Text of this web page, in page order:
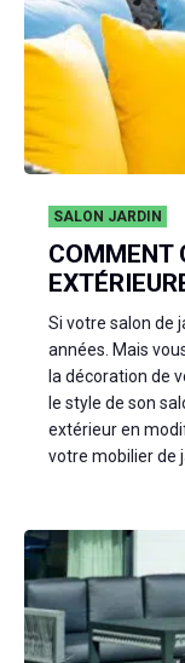
SALON JARDIN
COMMENT
Si votre salon de
années. Mais
la décoration de
le style de son
extérieur en
votre mobilier de